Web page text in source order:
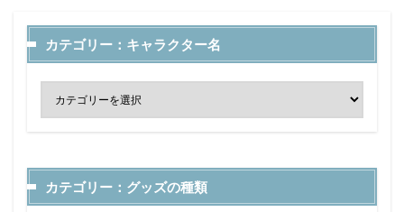
カテゴリー：キャラクター名
カテゴリー：グッズの種類